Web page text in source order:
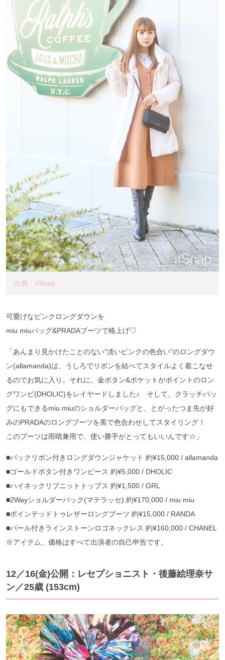
出典：itSnap
可愛げなピンクロングダウンを
miu miuバッグ&PRADAブーツで格上げ♡
「あんまり見かけたことのない“淡いピンクの色合い”のロングダウ
ン(allamanda)は、うしろでリボンを結べてスタイルよく着こなせ
るのでお気に入り。それに、金ボタン&ポケットがポイントのロン
グワンピ(DHOLIC)をレイヤードしました♪ そして、クラッチバッ
グにもできるmiu miuのショルダーバッグと、とがったつま先が好
みのPRADAのロングブーツを黒で色合わせしてスタイリング！
このブーツは雨晴兼用で、使い勝手がとってもいいんです☆」
■バックリボン付きロングダウンジャケット 約¥15,000 / allamanda
■ゴールドボタン付きワンピース 約¥5,000 / DHOLIC
■ハイネックリブニットトップス 約¥1,500 / GRL
■2Wayショルダーバック(マテラッセ) 約¥170,000 / miu miu
■ポインテッドトゥレザーロングブーツ 約¥15,000 / RANDA
■パール付きラインストーンロゴネックレス 約¥160,000 / CHANEL
※アイテム、価格はすべて出演者の自己申告です。
12／16(金)公開：レセプショニスト・後藤絵理奈サ
ン／25歳 (153cm)